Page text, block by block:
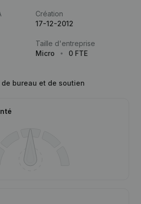
Création
17-12-2012
Taille d'entreprise
Micro
0 FTE
bureau et de soutien